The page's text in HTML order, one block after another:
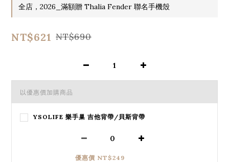
全店，2026_滿額贈 Thalia Fender 聯名手機殼
NT$621 NT$690
以優惠價加購商品
YSOLIFE 樂手巢 吉他背帶/貝斯背帶
優惠價 NT$249